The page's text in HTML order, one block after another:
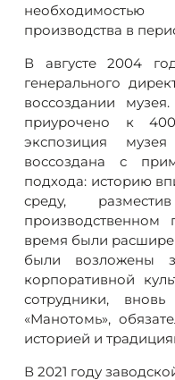
производства в
В августе 2004
генерального
воссоздании
приурочено к
экспозиция
воссоздана с
подхода: историю
среду,
время были
были возложены
корпоративной
сотрудники,
«Манотомь»,
историей и
В 2021 году